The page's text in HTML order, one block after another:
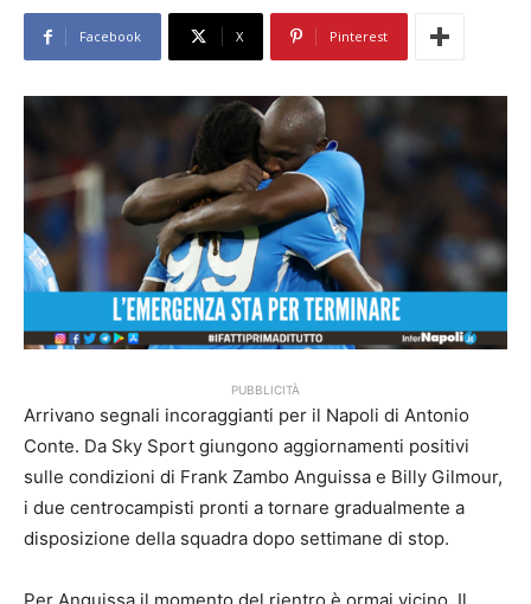
Facebook X Pinterest
PUBBLICITÀ
Arrivano segnali incoraggianti per il Napoli di Antonio
Conte. Da Sky Sport giungono aggiornamenti positivi
sulle condizioni di Frank Zambo Anguissa e Billy Gilmour,
i due centrocampisti pronti a tornare gradualmente a
disposizione della squadra dopo settimane di stop.